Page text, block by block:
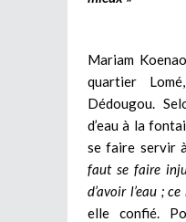
Mariam
quartier
Dédougou.
d’eau à la
se faire servir
faut se faire
d’avoir l’eau ;
elle confié.